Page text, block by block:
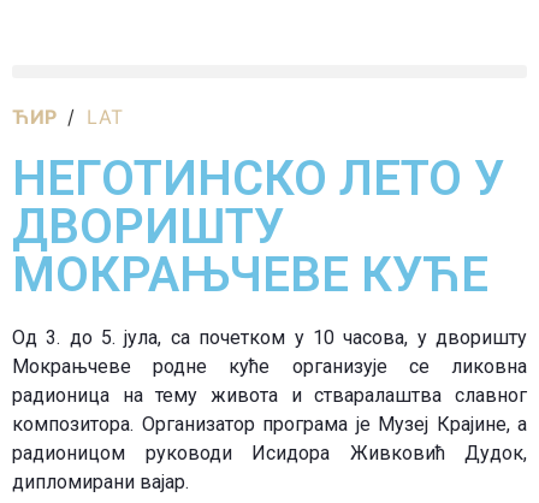
ЋИР / LAT
НЕГОТИНСКО ЛЕТО У
ДВОРИШТУ
МОКРАЊЧЕВЕ КУЋЕ
Од 3. до 5. јула, са почетком у 10 часова, у дворишту
Мокрањчеве родне куће организује се ликовна
радионица на тему живота и стваралаштва славног
композитора. Организатор програма је Музеј Крајине, а
радионицом руководи Исидора Живковић Дудок,
дипломирани вајар.